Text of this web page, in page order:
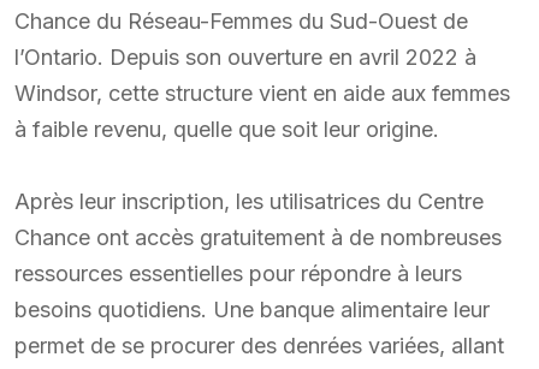
Chance du Réseau-Femmes du Sud-Ouest de
l’Ontario. Depuis son ouverture en avril 2022 à
Windsor, cette structure vient en aide aux femmes
à faible revenu, quelle que soit leur origine.
Après leur inscription, les utilisatrices du Centre
Chance ont accès gratuitement à de nombreuses
ressources essentielles pour répondre à leurs
besoins quotidiens. Une banque alimentaire leur
permet de se procurer des denrées variées, allant